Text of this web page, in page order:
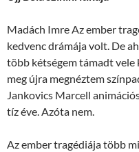
Madách Imre Az ember
kedvenc drámája volt. De
több kétségem támadt
meg újra megnéztem
Jankovics Marcell
tíz éve. Azóta nem.
Az ember tragédiája több